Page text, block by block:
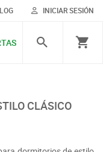
INICIAR SESIÓN
CLÁSICO